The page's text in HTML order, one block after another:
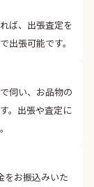
ば、出張査定を
出張可能です。
伺い、お品物の
。出張や査定に
をお振込みいた